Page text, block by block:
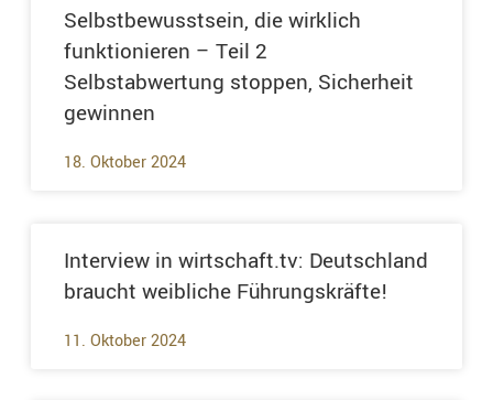
Selbstbewusstsein, die wirklich
funktionieren – Teil 2
Selbstabwertung stoppen, Sicherheit
gewinnen
18. Oktober 2024
Interview in wirtschaft.tv: Deutschland
braucht weibliche Führungskräfte!
11. Oktober 2024